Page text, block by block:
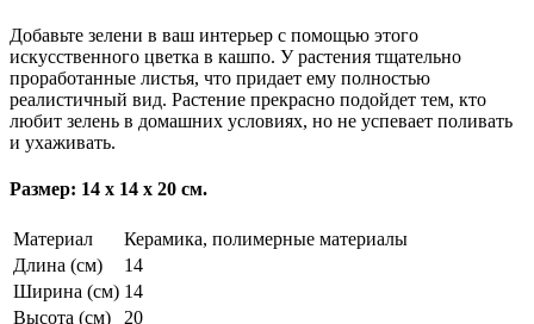
Добавьте зелени в ваш интерьер с помощью этого
искусственного цветка в кашпо. У растения тщательно
проработанные листья, что придает ему полностью
реалистичный вид. Растение прекрасно подойдет тем, кто
любит зелень в домашних условиях, но не успевает поливать
и ухаживать.
Размер: 14 х 14 х 20 см.
Материал
Керамика, полимерные материалы
Длина (см)
14
Ширина (см) 14
Высота (см)
20